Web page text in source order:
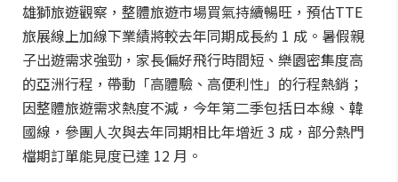
雄獅旅遊觀察，整體旅遊市場買氣持續暢旺，預估TTE
旅展線上加線下業績將較去年同期成長約 1 成。暑假親
子出遊需求強勁，家長偏好飛行時間短、樂園密集度高
的亞洲行程，帶動「高體驗、高便利性」的行程熱銷；
因整體旅遊需求熱度不減，今年第二季包括日本線、韓
國線，參團人次與去年同期相比年增近 3 成，部分熱門
檔期訂單能見度已達 12 月。